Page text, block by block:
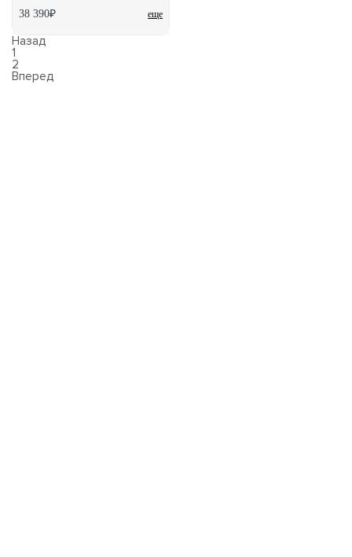
еще
38 390₽
Назад
1
2
Вперед